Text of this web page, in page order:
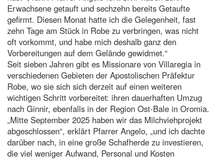
Erwachsene getauft und sechzehn bereits Getaufte
gefirmt. Diesen Monat hatte ich die Gelegenheit, fast
zehn Tage am Stück in Robe zu verbringen, was nicht
oft vorkommt, und habe mich deshalb ganz den
Vorbereitungen auf dem Gelände gewidmet.“
Seit sieben Jahren gibt es Missionare von Villaregia in
verschiedenen Gebieten der Apostolischen Präfektur
Robe, wo sie sich sich derzeit auf einen weiteren
wichtigen Schritt vorbereitet: ihren dauerhaften Umzug
nach Ginnir, ebenfalls in der Region Ost-Bale in Oromia.
„Mitte September 2025 haben wir das Milchviehprojekt
abgeschlossen“, erklärt Pfarrer Angelo, „und ich dachte
darüber nach, in eine große Schafherde zu investieren,
die viel weniger Aufwand, Personal und Kosten